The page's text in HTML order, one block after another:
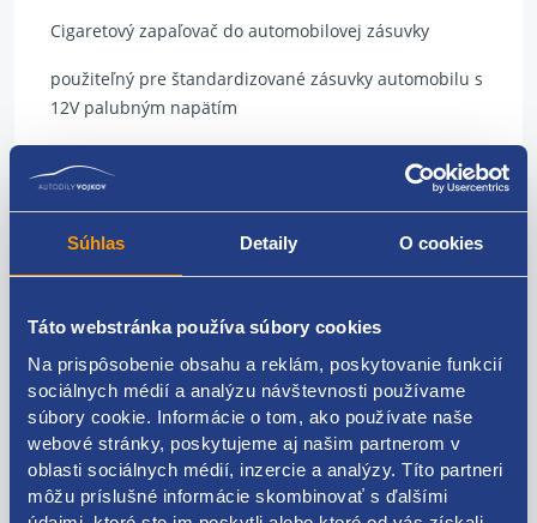
Súhlas Detaily O cookies
Táto webstránka používa súbory cookies
Na prispôsobenie obsahu a reklám, poskytovanie funkcií
sociálnych médií a analýzu návštevnosti používame
súbory cookie. Informácie o tom, ako používate naše
webové stránky, poskytujeme aj našim partnerom v
oblasti sociálnych médií, inzercie a analýzy. Títo partneri
môžu príslušné informácie skombinovať s ďalšími
Cigaretový zapaľovač do automobilovej zásuvky
použiteľný pre štandardizované zásuvky automobilu s
12V palubným napätím
niekoľkých sekundách zapaľovač automaticky
povyjede zo zásuvky a vykurovacou špirálou možno
zapáliť cigaretu
Kódy produktov
712141080
Použiteľné pre vozidlá